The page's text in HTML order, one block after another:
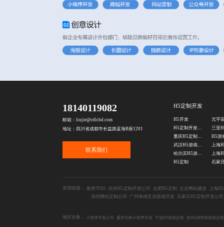
18140119082
邮箱：liujie@cdlchd.com
地址：四川省成都市长益路蓝海B座1201
联系我们
H5定制开发
H5开发
元宇
H5定制开发公司
武汉H5游戏开发公司
哈尔滨H5游戏定制
上海
H5定制
石家
友情链接： 教师节H5 杭州H5定制开发公司 合肥H5定制 企业网站建设
上海
深圳网站定制公司
广州体感互动游戏开发 石家庄H5定制开发公司
地区合集： 小程序开发公司 重庆生鲜小程序开发 宁波H5游戏定制 泉州AR营销游戏定制